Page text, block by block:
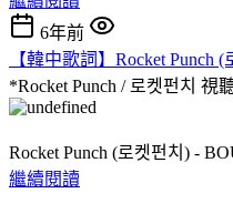
6年前
【韓中歌詞】Rocket Punch
*Rocket Punch / 로켓펀치 視
Rocket Punch (로켓펀치) -
繼續閱讀